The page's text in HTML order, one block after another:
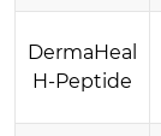
DermaHeal
H-Peptide